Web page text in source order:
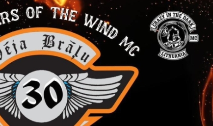
Sīkdatne ir nepieciešama, lai visiem lietotājiem nerādītu
ziņojumus pēc tam, kad viņi ir izlasījuši un aizvēruši tos.
Reģistrē, ka tiek parādīts modālais logs.
Reģistrē unikālu ID, kas tiek izmantots statistisko datu iegūšanai
par to, kā apmeklētājs izmanto vietni.
Izmanto Google Analytics, lai samazinātu pieprasījuma līmeni.